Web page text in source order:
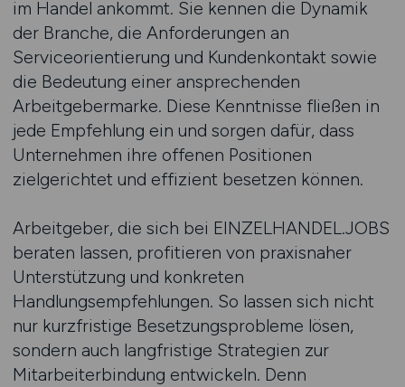
im Handel ankommt. Sie kennen die Dynamik
der Branche, die Anforderungen an
Serviceorientierung und Kundenkontakt sowie
die Bedeutung einer ansprechenden
Arbeitgebermarke. Diese Kenntnisse fließen in
jede Empfehlung ein und sorgen dafür, dass
Unternehmen ihre offenen Positionen
zielgerichtet und effizient besetzen können.
Arbeitgeber, die sich bei EINZELHANDEL.JOBS
beraten lassen, profitieren von praxisnaher
Unterstützung und konkreten
Handlungsempfehlungen. So lassen sich nicht
nur kurzfristige Besetzungsprobleme lösen,
sondern auch langfristige Strategien zur
Mitarbeiterbindung entwickeln. Denn